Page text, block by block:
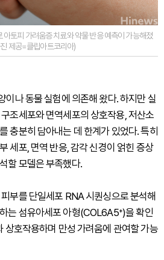
아토피 가려움증 치료와 약물 반응 예측이 가능해졌
진 제공=클립아트코리아)
이나 동물 실험에 의존해 왔다. 하지만 실
조세포와 면역세포의 상호작용, 저산소
충분히 담아내는 데 한계가 있었다. 특히
세포, 면역 반응, 감각 신경이 얽힌 증상
할 모델은 부족했다.
부를 단일세포 RNA 시퀀싱으로 분석해
는 섬유아세포 아형(COL6A5⁺)을 확인
상호작용하며 만성 가려움에 관여할 가능